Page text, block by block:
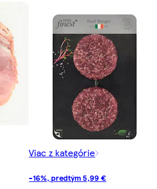
Viac z kategórie
-16%, predtým 5,99 €